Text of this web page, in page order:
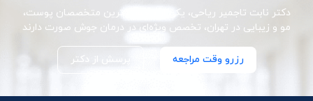
دکتر نابت تاجمیر ریاحی، یکی از برجسته‌ترین متخصصان پوست،
مو و زیبایی در تهران، تخصص ویژه‌ای در درمان جوش صورت دارند
رزرو وقت مراجعه پرسش از دکتر